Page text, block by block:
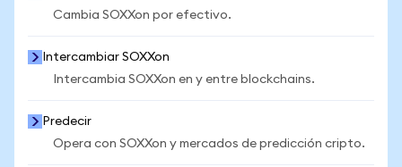
Cambia SOXXon por efectivo.
Intercambiar SOXXon
Intercambia SOXXon en y entre blockchains.
Predecir
Opera con SOXXon y mercados de predicción cripto.